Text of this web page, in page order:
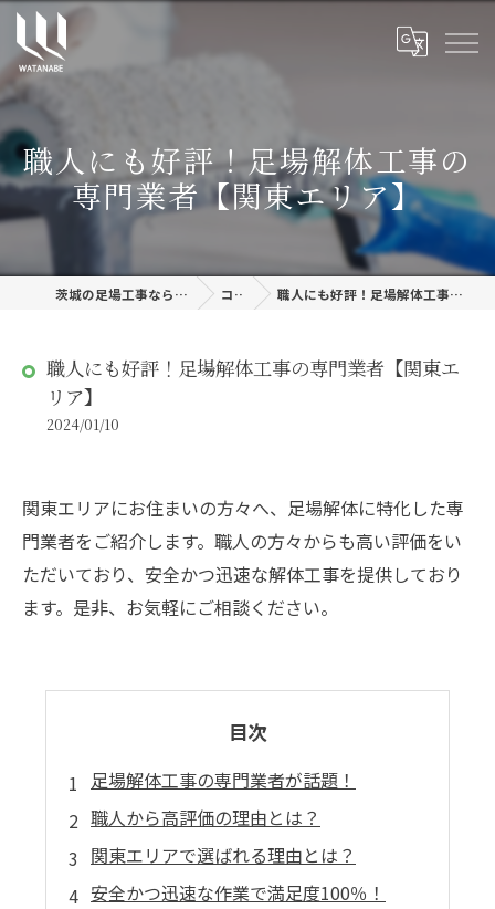
職人にも好評！足場解体工事の
専門業者【関東エリア】
茨城の足場工事なら株式会社渡邊建設 コラム 職人にも好評！足場解体工事の専門業者【関東エリア】
職人にも好評！足場解体工事の専門業者【関東エ
リア】
2024/01/10
関東エリアにお住まいの方々へ、足場解体に特化した専
門業者をご紹介します。職人の方々からも高い評価をい
ただいており、安全かつ迅速な解体工事を提供しており
ます。是非、お気軽にご相談ください。
目次
足場解体工事の専門業者が話題！
職人から高評価の理由とは？
関東エリアで選ばれる理由とは？
安全かつ迅速な作業で満足度100％！